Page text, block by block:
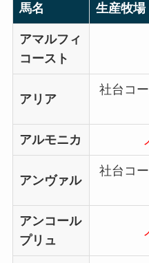
馬名 生産牧場
アマルフィ
コースト
アリア
社台コ
アルモニカ
アンヴァル
社台コ
アンコール
プリュ